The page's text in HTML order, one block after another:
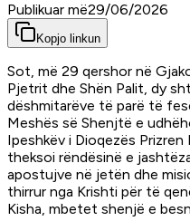
Publikuar më29/06/2026
Kopjo linkun
Sot, më 29 qershor në
Pjetrit dhe Shën Palit, dy
dëshmitarëve të parë të
Meshës së Shenjtë e
Ipeshkëv i Dioqezës
theksoi rëndësinë e
apostujve në jetën dhe
thirrur nga Krishti për të
Kisha, mbetet shenjë e